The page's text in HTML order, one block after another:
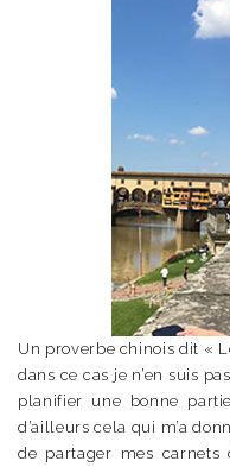
Un proverbe chinois dit «
dans ce cas je n’en suis
planifier une bonne
d’ailleurs cela qui m’a
de partager mes carnets